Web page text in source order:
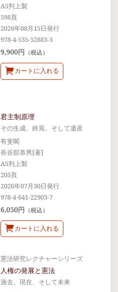
A5判上製
598頁
2026年08月15日発行
978-4-535-52883-3
9,900円 （税込）
カートに入れる
君主制原理
その生成、終焉、そして遺産
有斐閣
長谷部恭男[著]
A5判上製
205頁
2026年07月30日発行
978-4-641-22903-7
6,050円 （税込）
カートに入れる
憲法研究レクチャーシリーズ
人権の発展と憲法
過去、現在、そして未来